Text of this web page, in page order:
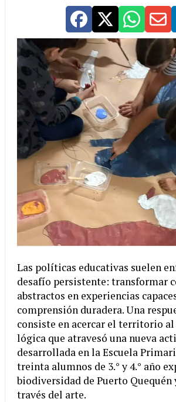
Las políticas educativas suelen
desafío persistente: transformar
abstractos en experiencias
comprensión duradera. Una
consiste en acercar el territorio al
lógica que atravesó una nueva
desarrollada en la Escuela
treinta alumnos de 3.° y 4.° año
biodiversidad de Puerto Quequén
través del arte.